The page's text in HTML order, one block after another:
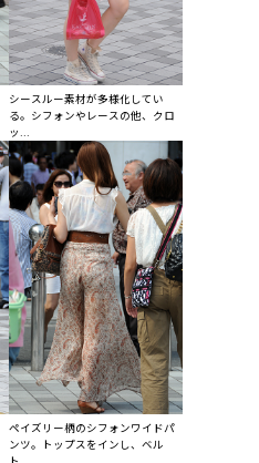
シースルー素材が多様化してい
る。シフォンやレースの他、クロ
ッ...
ペイズリー柄のシフォンワイドパ
ンツ。トップスをインし、ベル